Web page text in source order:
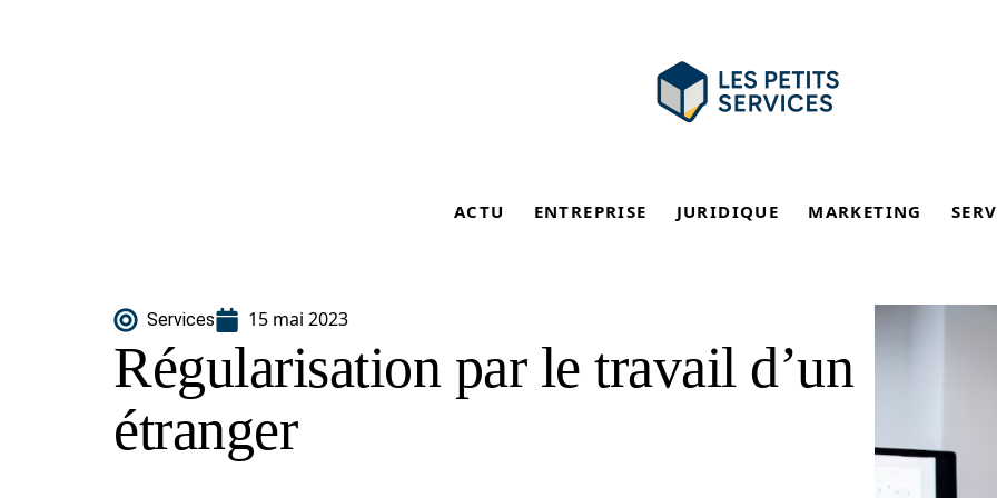
ACTU ENTREPRISE JURIDIQUE MARKETING
Services 15 mai 2023
Régularisation par le travail d’un
étranger